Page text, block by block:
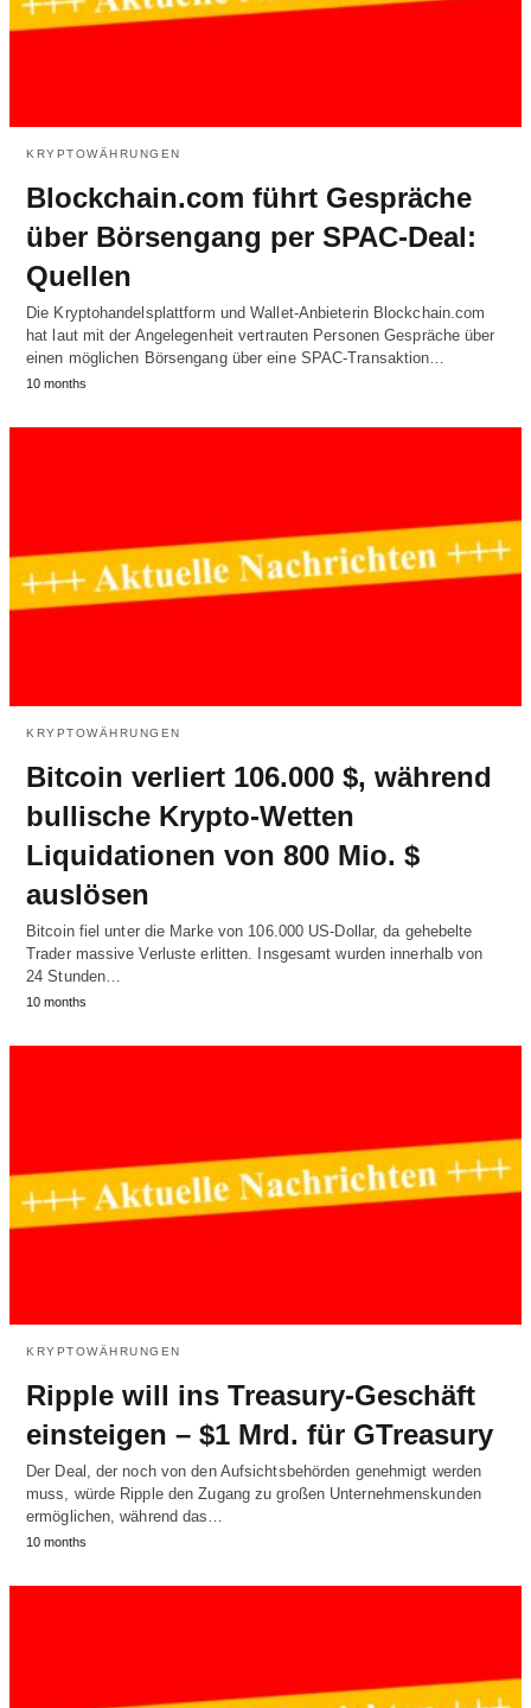
KRYPTOWÄHRUNGEN
Blockchain.com führt Gespräche
über Börsengang per SPAC-Deal:
Quellen
Die Kryptohandelsplattform und Wallet-Anbieterin Blockchain.com
hat laut mit der Angelegenheit vertrauten Personen Gespräche über
einen möglichen Börsengang über eine SPAC-Transaktion…
10 months
KRYPTOWÄHRUNGEN
Bitcoin verliert 106.000 $, während
bullische Krypto-Wetten
Liquidationen von 800 Mio. $
auslösen
Bitcoin fiel unter die Marke von 106.000 US-Dollar, da gehebelte
Trader massive Verluste erlitten. Insgesamt wurden innerhalb von
24 Stunden…
10 months
KRYPTOWÄHRUNGEN
Ripple will ins Treasury-Geschäft
einsteigen – $1 Mrd. für GTreasury
Der Deal, der noch von den Aufsichtsbehörden genehmigt werden
muss, würde Ripple den Zugang zu großen Unternehmenskunden
ermöglichen, während das…
10 months